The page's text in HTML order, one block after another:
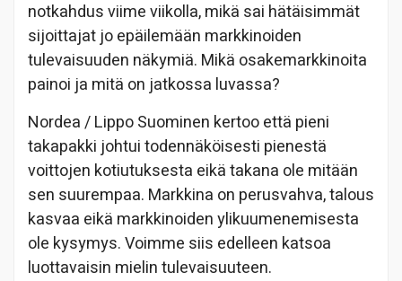
notkahdus viime viikolla, mikä sai hätäisimmät
sijoittajat jo epäilemään markkinoiden
tulevaisuuden näkymiä. Mikä osakemarkkinoita
painoi ja mitä on jatkossa luvassa?
Nordea / Lippo Suominen kertoo että pieni
takapakki johtui todennäköisesti pienestä
voittojen kotiutuksesta eikä takana ole mitään
sen suurempaa. Markkina on perusvahva, talous
kasvaa eikä markkinoiden ylikuumenemisesta
ole kysymys. Voimme siis edelleen katsoa
luottavaisin mielin tulevaisuuteen.